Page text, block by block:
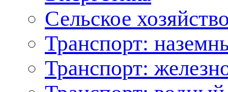
Сельское
Транспорт:
Транспорт: